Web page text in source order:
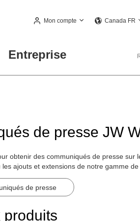
Mon compte Canada FR
Entreprise
de presse JW
obtenir des communiqués de presse sur
ajouts et extensions de notre gamme
de presse
produits